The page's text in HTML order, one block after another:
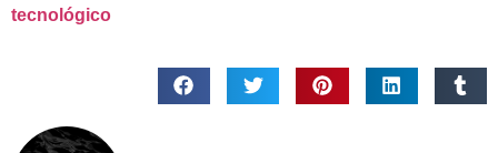
tecnológico